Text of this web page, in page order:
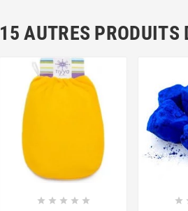
15 AUTRES PRODUITS

     